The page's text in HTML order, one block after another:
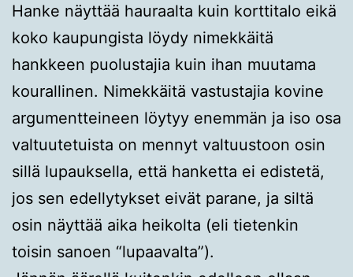
Hanke näyttää hauraalta kuin korttitalo eikä
koko kaupungista löydy nimekkäitä
hankkeen puolustajia kuin ihan muutama
kourallinen. Nimekkäitä vastustajia kovine
argumentteineen löytyy enemmän ja iso osa
valtuutetuista on mennyt valtuustoon osin
sillä lupauksella, että hanketta ei edistetä,
jos sen edellytykset eivät parane, ja siltä
osin näyttää aika heikolta (eli tietenkin
toisin sanoen “lupaavalta”).